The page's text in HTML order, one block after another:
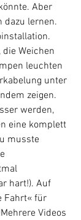
Aber
dazu lernen.
Weichen
leuchten
unter
zeigen.
werden,
eine komplett
musste
hart!). Auf
Fahrt« für
Videos